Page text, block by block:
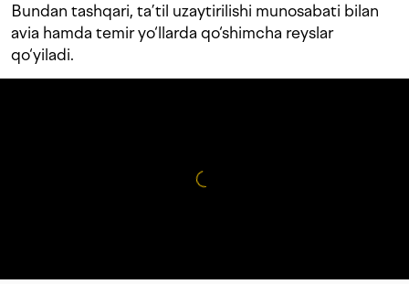
Bundan tashqari, ta’til uzaytirilishi munosabati bilan
avia hamda temir yo‘llarda qo‘shimcha reyslar
qo‘yiladi.